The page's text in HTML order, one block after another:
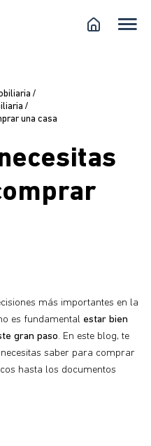
/
/
una casa
más importantes en la
es fundamental estar bien
gran paso. En este blog, te
saber para comprar
hasta los documentos